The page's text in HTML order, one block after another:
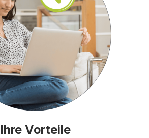
Ihre Vorteile